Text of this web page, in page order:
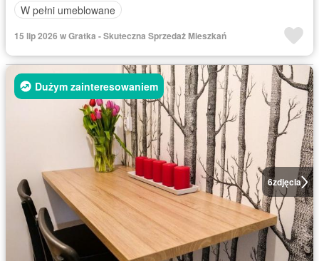
W pełni umeblowane
15 lip 2026 w Gratka - Skuteczna Sprzedaż Mieszkań
6zdjęcia
Dużym zainteresowaniem